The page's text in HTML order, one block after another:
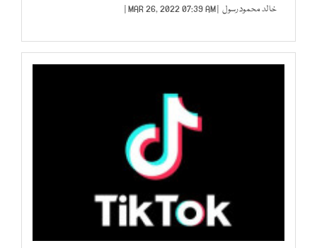
خالد محمود رسول | MAR 26, 2022 07:39 AM |